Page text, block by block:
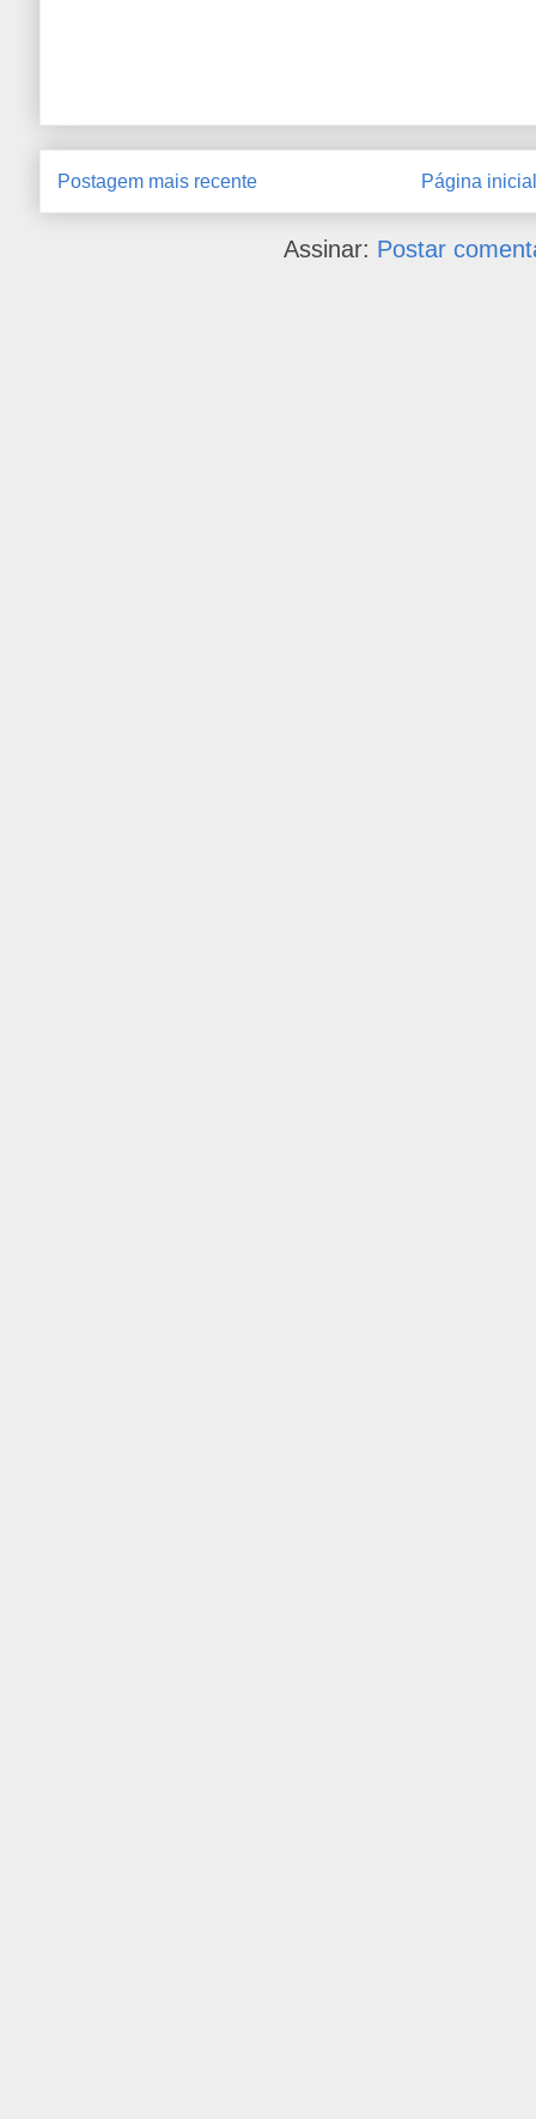
Postagem mais recente Página inicial
Assinar: Postar